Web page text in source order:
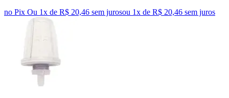
no Pix Ou 1x de R$ 20,46 sem jurosou 1x de R$ 20,46 sem juros